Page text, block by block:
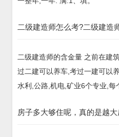
二级建造师怎么考?二级建造
二级建造师的含金量 之前在建
过二建可以养车,考过一建可以
水利,公路,机电,矿业6个专业,每
房子多大够住呢，真的是越